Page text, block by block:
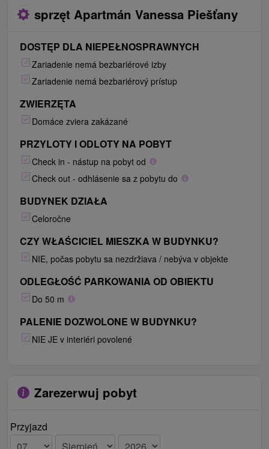
sprzęt Apartmán Vanessa Piešťany
DOSTĘP DLA NIEPEŁNOSPRAWNYCH
Zariadenie nemá bezbariérové izby
Zariadenie nemá bezbariérový prístup
ZWIERZĘTA
Domáce zviera zakázané
PRZYLOTY I ODLOTY NA POBYT
Check in - nástup na pobyt od
Check out - odhlásenie sa z pobytu do
BUDYNEK DZIAŁA
Celoročne
CZY WŁAŚCICIEL MIESZKA W BUDYNKU?
NIE, počas pobytu sa nezdržiava / nebýva v objekte
ODLEGŁOŚĆ PARKOWANIA OD OBIEKTU
Do 50 m
PALENIE DOZWOLONE W BUDYNKU?
NIE JE v interiéri povolené
Zarezerwuj pobyt
Przyjazd